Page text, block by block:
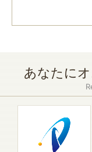
あなたに